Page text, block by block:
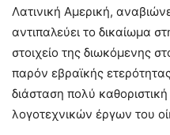
Λατινική Αμερική,
αντιπαλεύει το δικαίωμα
στοιχείο της διωκόμενης
παρόν εβραϊκής
διάσταση πολύ
λογοτεχνικών έργων του